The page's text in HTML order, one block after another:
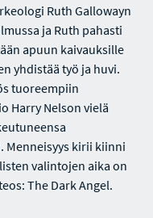
Ruth Gallowayn
ja Ruth pahasti
apuun kaivauksille
yhdistää työ ja huvi.
tuoreempiin
Harry Nelson vielä
Menneisyys kirii kiinni
valintojen aika on
The Dark Angel.